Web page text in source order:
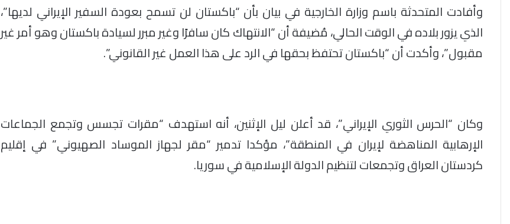
وأفادت المتحدثة باسم وزارة الخارجية في بيان بأن “باكستان لن تسمح بعودة السفير الإيراني لديها”،
الذي يزور بلاده في الوقت الحالي، مُضيفة أن “الانتهاك كان سافرًا وغير مبرر لسيادة باكستان وهو أمر غير
مقبول”، وأكدت أن “باكستان تحتفظ بحقها في الرد على هذا العمل غير القانوني”.
وكان “الحرس الثوري الإيراني”، قد أعلن ليل الإثنين، أنه استهدف “مقرات تجسس وتجمع الجماعات
الإرهابية المناهضة لإيران في المنطقة”، مؤكدا تدمير “مقر لجهاز الموساد الصهيوني” في إقليم
كردستان العراق وتجمعات لتنظيم الدولة الإسلامية في سوريا.